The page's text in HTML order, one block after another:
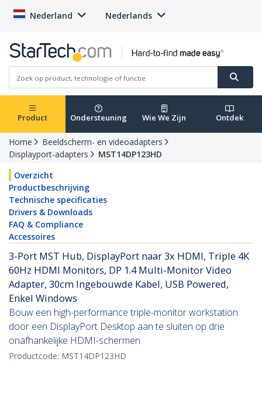
Nederland Nederlands
Product Ondersteuning Wie We Zijn Ontdek
Home
Beeldscherm- en videoadapters
Displayport-adapters
MST14DP123HD
Overzicht
Productbeschrijving
Technische specificaties
Drivers & Downloads
FAQ & Compliance
Accessoires
3-Port MST Hub, DisplayPort naar 3x HDMI, Triple 4K
60Hz HDMI Monitors, DP 1.4 Multi-Monitor Video
Adapter, 30cm Ingebouwde Kabel, USB Powered,
Enkel Windows
Bouw een high-performance triple-monitor workstation
door een DisplayPort Desktop aan te sluiten op drie
onafhankelijke HDMI-schermen
Productcode: MST14DP123HD